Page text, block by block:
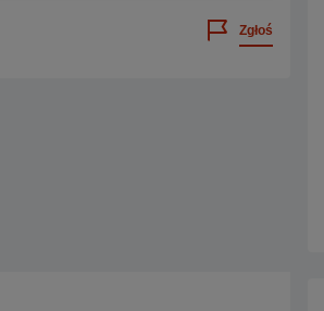
Zgłoś